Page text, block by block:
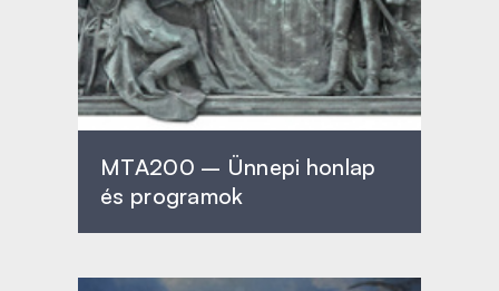
MTA200 – Ünnepi honlap
és programok